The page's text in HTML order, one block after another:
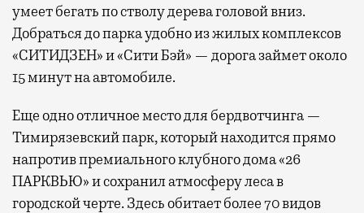
умеет бегать по стволу дерева головой вниз.
Добраться до парка удобно из жилых комплексов
«СИТИДЗЕН» и «Сити Бэй» — дорога займет около
15 минут на автомобиле.
Еще одно отличное место для бердвотчинга —
Тимирязевский парк, который находится прямо
напротив премиального клубного дома «26
ПАРКВЬЮ» и сохранил атмосферу леса в
городской черте. Здесь обитает более 70 видов